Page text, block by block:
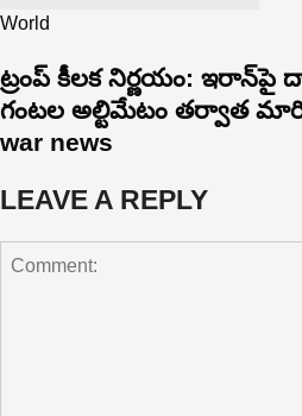
World
ట్రంప్ కీలక నిర్ణయం:
గంటల అల్టిమేటం తర్వాత
war news
LEAVE A REPLY